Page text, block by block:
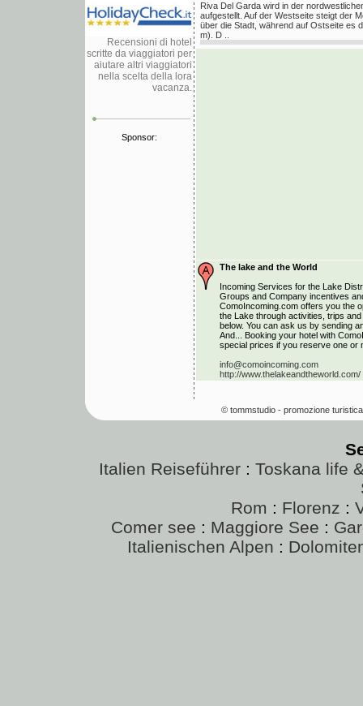
Recensioni di hotel
scritte da viaggiatori per
aiutare altri viaggiatori
nella scelta della lora
vacanza.
Sponsor:
Riva Del Garda wird in der
aufgestellt. Auf der Westseite steigt der
über die Stadt, während auf Ostseite es
m). D ..
The lake and the World
Incoming Services for the Lake
Groups and Company incentives
ComoIncoming.com offers you the
the Lake through activities, trips
below. You can ask us by sending
And... Booking your hotel with
special prices if you reserve one or
info@comoincoming.com
http://www.thelakeandtheworld.com/
© tommstudio - promozione
Italien Reiseführer: Toskana life
Rom : Florenz :
Comer see : Maggiore See :
Italienischen Alpen :